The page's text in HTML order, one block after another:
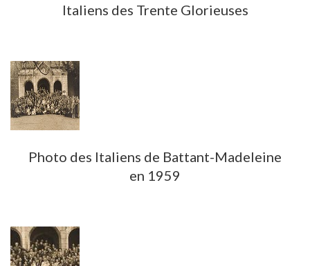
Italiens des Trente Glorieuses
Photo des Italiens de Battant-Madeleine
en 1959